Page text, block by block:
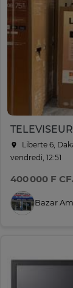
Liberte 6,
vendredi, 12:51
400 000 F
Bazar